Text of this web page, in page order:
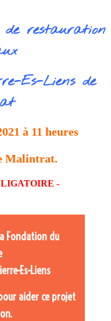
de restauration
Es-Liens de
à 11 heures
Malintrat.
-
Fondation du
Es-Liens
aider ce projet